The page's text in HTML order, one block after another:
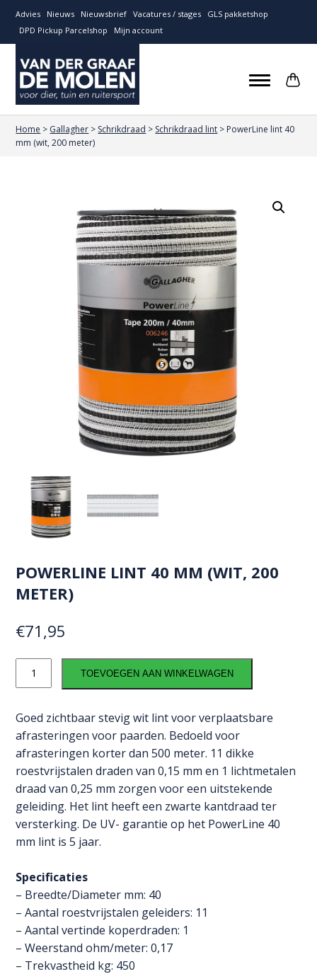
Advies Nieuws Nieuwsbrief Vacatures / stages
GLS pakketshop
DPD Pickup Parcelshop
Mijn account
Home > Gallagher > Schrikdraad > Schrikdraad lint > PowerLine lint 40
mm (wit, 200 meter)
POWERLINE LINT 40 MM (WIT, 200
METER)
€71,95
mm
200
meter)
aantal
TOEVOEGEN AAN WINKELWAGEN
Goed zichtbaar stevig wit lint voor verplaatsbare
afrasteringen voor paarden. Bedoeld voor
afrasteringen korter dan 500 meter. 11 dikke
roestvrijstalen draden van 0,15 mm en 1 lichtmetalen
draad van 0,25 mm zorgen voor een uitstekende
geleiding. Het lint heeft een zwarte kantdraad ter
versterking. De UV- garantie op het PowerLine 40
mm lint is 5 jaar.
Specificaties
– Breedte/Diameter mm: 40
– Aantal roestvrijstalen geleiders: 11
– Aantal vertinde koperdraden: 1
– Weerstand ohm/meter: 0,17
– Trekvastheid kg: 450